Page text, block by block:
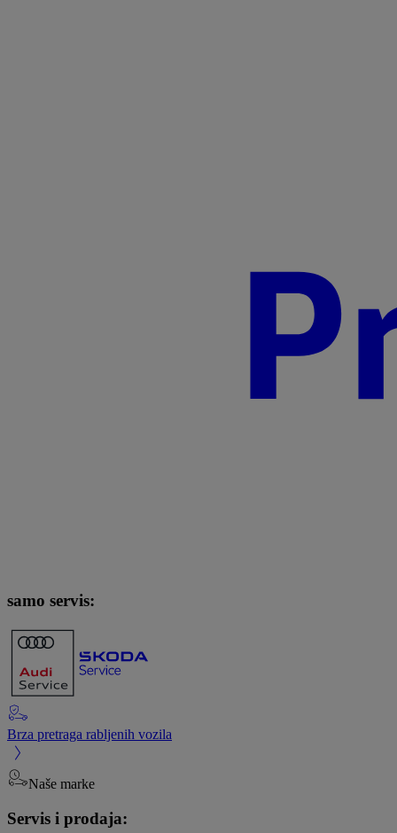
samo servis:
Brza pretraga rabljenih vozila
Naše marke
Servis i prodaja: